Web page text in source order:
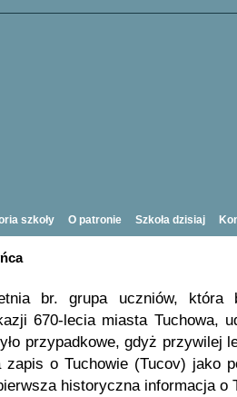
szkoły O patronie Szkoła dzisiaj
br. grupa uczniów, która
670-lecia miasta Tuchowa,
przypadkowe, gdyż przywilej
zapis o Tuchowie (Tucov) jako
historyczna informacja o